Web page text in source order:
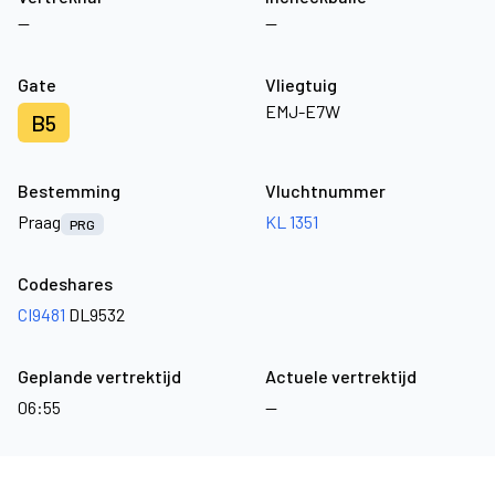
—
—
Gate
B5
Vliegtuig
EMJ-E7W
Bestemming
Praag
PRG
Vluchtnummer
KL 1351
Codeshares
CI9481 DL9532
Geplande vertrektijd
06:55
Actuele vertrektijd
—